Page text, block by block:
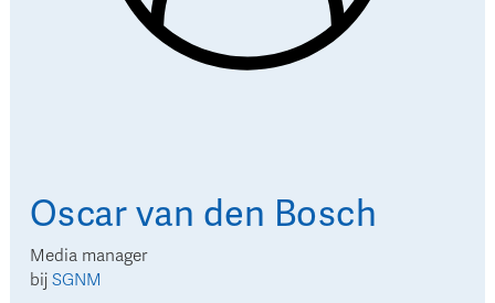
Oscar van den Bosch
Media manager
bij SGNM